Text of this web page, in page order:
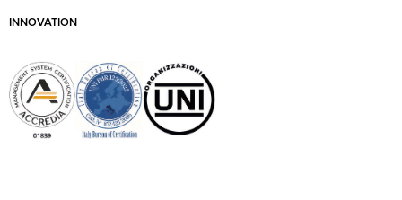
INNOVATION